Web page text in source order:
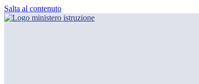
Salta al contenuto